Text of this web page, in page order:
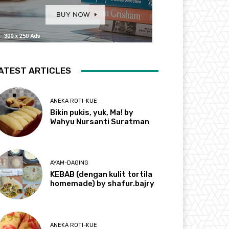
ARTICLES
ANEKA ROTI-KUE
Bikin pukis, yuk, Ma! by
Wahyu Nursanti Suratman
AYAM-DAGING
KEBAB (dengan kulit tortila
homemade) by shafur.bajry
ANEKA ROTI-KUE